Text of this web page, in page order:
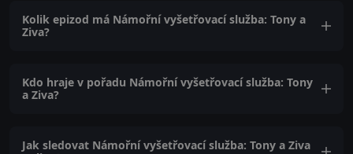
Kolik epizod má Námořní vyšetřovací služba: Tony a
Ziva?
Kdo hraje v pořadu Námořní vyšetřovací služba: Tony
a Ziva?
Jak sledovat Námořní vyšetřovací služba: Tony a Ziva